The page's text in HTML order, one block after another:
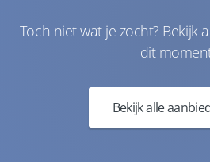
Toch niet wat je zocht? Bekijk
dit
Bekijk alle